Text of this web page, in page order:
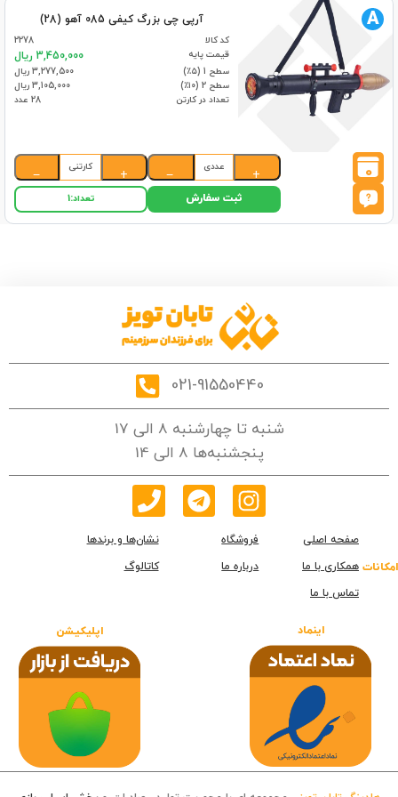
آرپی چی بزرگ کیفی 085 آهو (28)
کد کالا
2278
قیمت پایه
3,450,000 ریال
سطح 1 (۵٪)
3,277,500 ریال
سطح 2 (۱۰٪)
3,105,000 ریال
تعداد در کارتن
28 عدد
0
A
+
عددی
−
+
کارتنی
−
ثبت سفارش تعداد:1
021-91550440
شنبه تا چهارشنبه 8 الی 17
پنجشنبه‌ها 8 الی 14
امکانات
صفحه اصلی فروشگاه
نشان‌ها و برندها
همکاری با ما
درباره ما
کاتالوگ
تماس با ما
اینماد اپلیکیشن